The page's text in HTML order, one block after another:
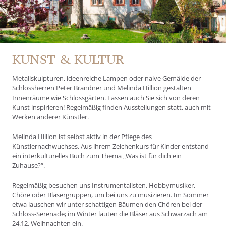
KUNST & KULTUR
Metallskulpturen, ideenreiche Lampen oder naive Gemälde der
Schlossherren Peter Brandner und Melinda Hillion gestalten
Innenräume wie Schlossgärten. Lassen auch Sie sich von deren
Kunst inspirieren! Regelmäßig finden Ausstellungen statt, auch mit
Werken anderer Künstler.
Melinda Hillion ist selbst aktiv in der Pflege des
Künstlernachwuchses. Aus ihrem Zeichenkurs für Kinder entstand
ein interkulturelles Buch zum Thema „Was ist für dich ein
Zuhause?“.
Regelmäßig besuchen uns Instrumentalisten, Hobbymusiker,
Chöre oder Bläsergruppen, um bei uns zu musizieren. Im Sommer
etwa lauschen wir unter schattigen Bäumen den Chören bei der
Schloss-Serenade; im Winter läuten die Bläser aus Schwarzach am
24.12. Weihnachten ein.